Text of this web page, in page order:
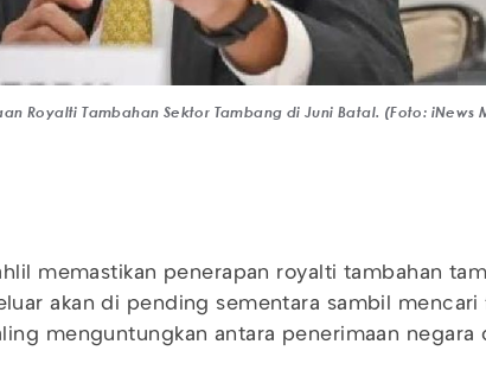
Royalti Tambahan Sektor Tambang di Juni Batal. (Foto: iNews
memastikan penerapan royalti tambahan
akan di pending sementara sambil mencari
menguntungkan antara penerimaan negara